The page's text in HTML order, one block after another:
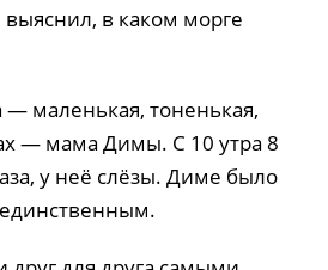
в каком морге
— маленькая, тоненькая,
— мама Димы. С 10 утра 8
у неё слёзы. Диме было